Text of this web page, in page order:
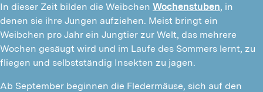
In dieser Zeit bilden die Weibchen Wochenstuben, in
denen sie ihre Jungen aufziehen. Meist bringt ein
Weibchen pro Jahr ein Jungtier zur Welt, das mehrere
Wochen gesäugt wird und im Laufe des Sommers lernt, zu
fliegen und selbstständig Insekten zu jagen.
Ab September beginnen die Fledermäuse, sich auf den